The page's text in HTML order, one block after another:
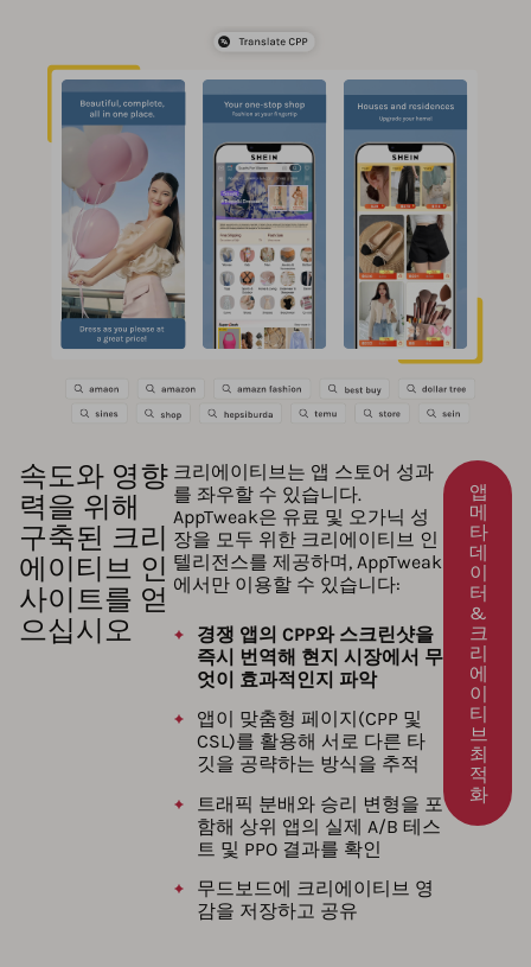
속도와 영향
력을 위해
구축된 크리
에이티브 인
사이트를 얻
으십시오
크리에이티브는 앱 스토어 성과
를 좌우할 수 있습니다.
AppTweak은 유료 및 오가닉 성
장을 모두 위한 크리에이티브 인
텔리전스를 제공하며, AppTweak
에서만 이용할 수 있습니다:
경쟁 앱의 CPP와 스크린샷을
즉시 번역해 현지 시장에서 무
엇이 효과적인지 파악
앱이 맞춤형 페이지(CPP 및
CSL)를 활용해 서로 다른 타
깃을 공략하는 방식을 추적
트래픽 분배와 승리 변형을 포
함해 상위 앱의 실제 A/B 테스
트 및 PPO 결과를 확인
무드보드에 크리에이티브 영
감을 저장하고 공유
앱
메
타
데
이
터
&
크
리
에
이
티
브
최
적
화